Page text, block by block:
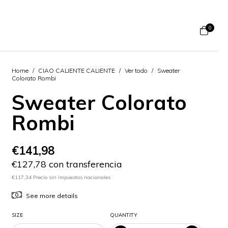
0
Home / CIAO CALIENTE CALIENTE / Ver todo / Sweater
Colorato Rombi
Sweater Colorato
Rombi
€141,98
€127,78 con transferencia
€117,34 Precio sin impuestos nacionales
See more details
SIZE QUANTITY